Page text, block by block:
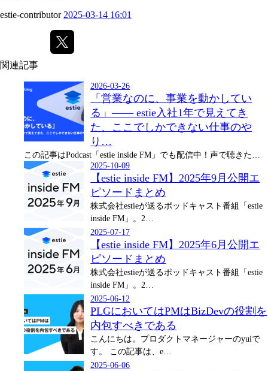
estie-contributor 2025-03-14 16:01
関連記事
2026-03-26
「営業なのに、事業を動かしてい
る」—— estie入社1年で見えてき
た、ここでしかできない仕事のや
り…
️この記事はPodcast「estie inside FM」でも配信中！声で聴きた…
2025-10-09
【estie inside FM】2025年9月公開エ
ピソードまとめ
株式会社estieが送るポッドキャスト番組「estie
inside FM」。2…
2025-07-17
【estie inside FM】2025年6月公開エ
ピソードまとめ
株式会社estieが送るポッドキャスト番組「estie
inside FM」。2…
2025-06-12
PLGにおいてはPMはBizDevの役割を
内包すべきである
こんにちは。プロダクトマネージャーのyuiで
す。 この記事は、e…
2025-06-06